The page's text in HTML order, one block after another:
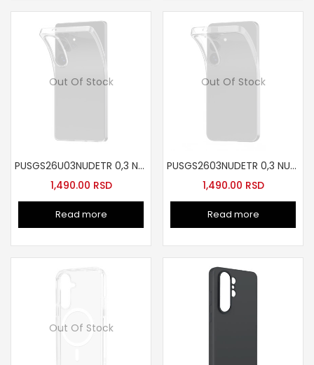
Out Of Stock
PUSGS26U03NUDETR 0,3 NUDE futrola za Samsung S26 Ultre transparent
1,490.00 RSD
Read more
Out Of Stock
PUSGS2603NUDETR 0,3 NUDE futrola za Samsung S26 tr
1,490.00 RSD
Read more
Out Of Stock